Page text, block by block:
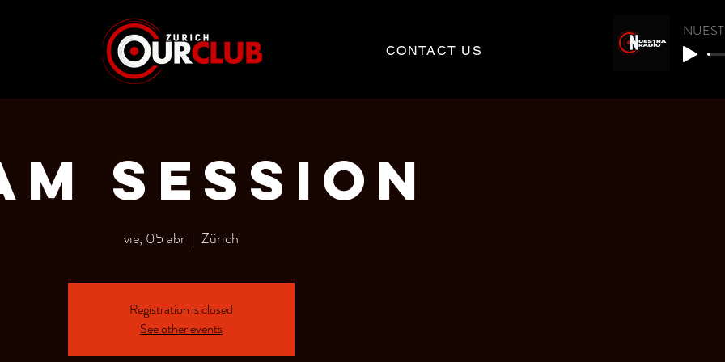
CONTACT US
SESSION
vie, 05 abr
  |
Zürich
Registration is closed
See other events